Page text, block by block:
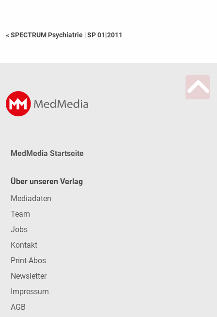
« SPECTRUM Psychiatrie |SP 01|2011
MedMedia Startseite
Über unseren Verlag
Mediadaten
Team
Jobs
Kontakt
Print-Abos
Newsletter
Impressum
AGB